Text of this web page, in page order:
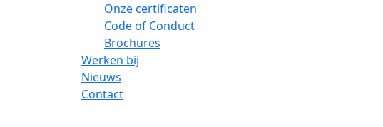
Onze certificaten
Code of Conduct
Brochures
Werken bij
Nieuws
Contact